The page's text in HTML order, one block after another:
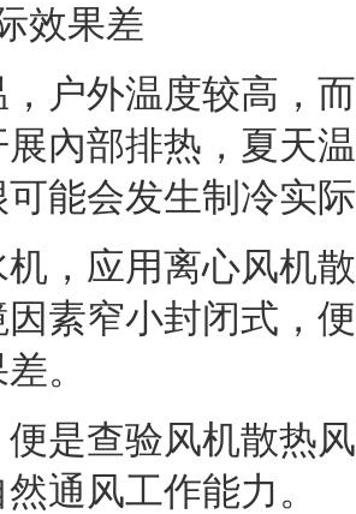
效果差
户外温度较高，
內部排热，夏天
能会发生制冷实
，应用离心风机
素窄小封闭式，
。
是查验风机散热
通风工作能力。